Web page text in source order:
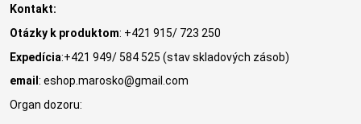
Kontakt:
Otázky k produktom: +421 915/ 723 250
Expedícia:+421 949/ 584 525 (stav skladových zásob)
email : eshop.marosko@gmail.com
Organ dozoru: